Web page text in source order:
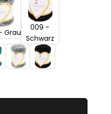
Grau
009 -
Schwarz
008 - Grau009 - Schwarz